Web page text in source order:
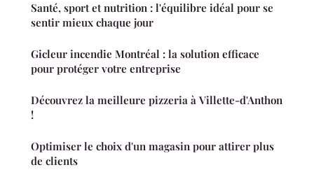
Santé, sport et nutrition : l'équilibre idéal pour se
sentir mieux chaque jour
Gicleur incendie Montréal : la solution efficace
pour protéger votre entreprise
Découvrez la meilleure pizzeria à Villette-d'Anthon
!
Optimiser le choix d'un magasin pour attirer plus
de clients